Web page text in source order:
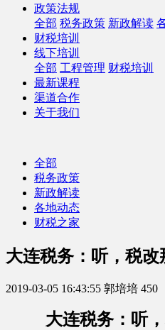
政策法规
全部 税务政策 新政解读
财税培训
线下培训
全部 工程管理 财税培训
最新课程
渠道合作
关于我们
全部
税务政策
新政解读
各地动态
财税之家
大连税务：听，税改
2019-03-05 16:43:55 郭培培 450
大连税务：听